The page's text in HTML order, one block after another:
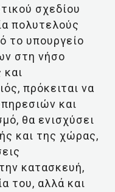
σχεδίου
πολυτελούς
το υπουργείο
στη νήσο
και
πρόκειται να
και
θα ενισχύσει
και της χώρας,
κατασκευή,
του, αλλά και